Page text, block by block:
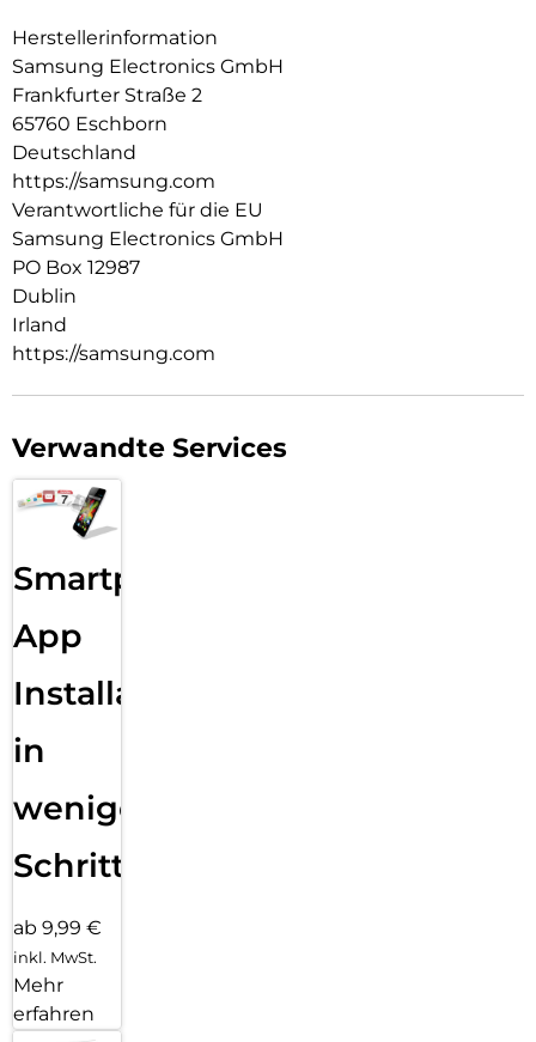
Herstellerinformation
Samsung Electronics GmbH
Frankfurter Straße 2
65760 Eschborn
Deutschland
https://samsung.com
Verantwortliche für die EU
Samsung Electronics GmbH
PO Box 12987
Dublin
Irland
https://samsung.com
Verwandte Services
Smartphone
App
Installation
in
wenigen
Schritten
ab 9,99 €
inkl. MwSt.
Mehr
erfahren